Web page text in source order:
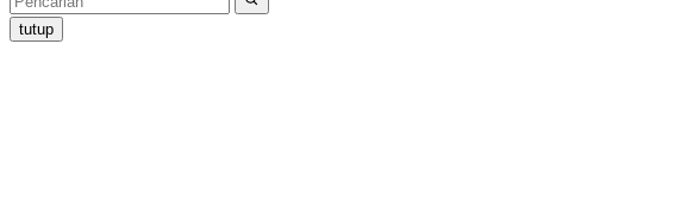
tutup